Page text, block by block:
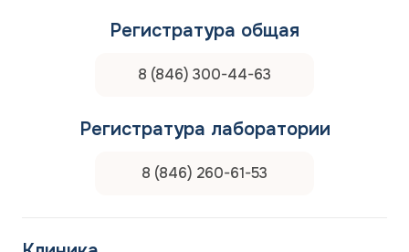
Регистратура общая
8 (846) 300-44-63
Регистратура лаборатории
8 (846) 260-61-53